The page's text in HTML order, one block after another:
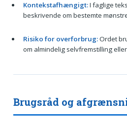
Kontekstafhængigt:I faglige
beskrivende om bestemte
Risiko for overforbrug:Ordet
om almindelig selvfremstilling
Brugsråd og